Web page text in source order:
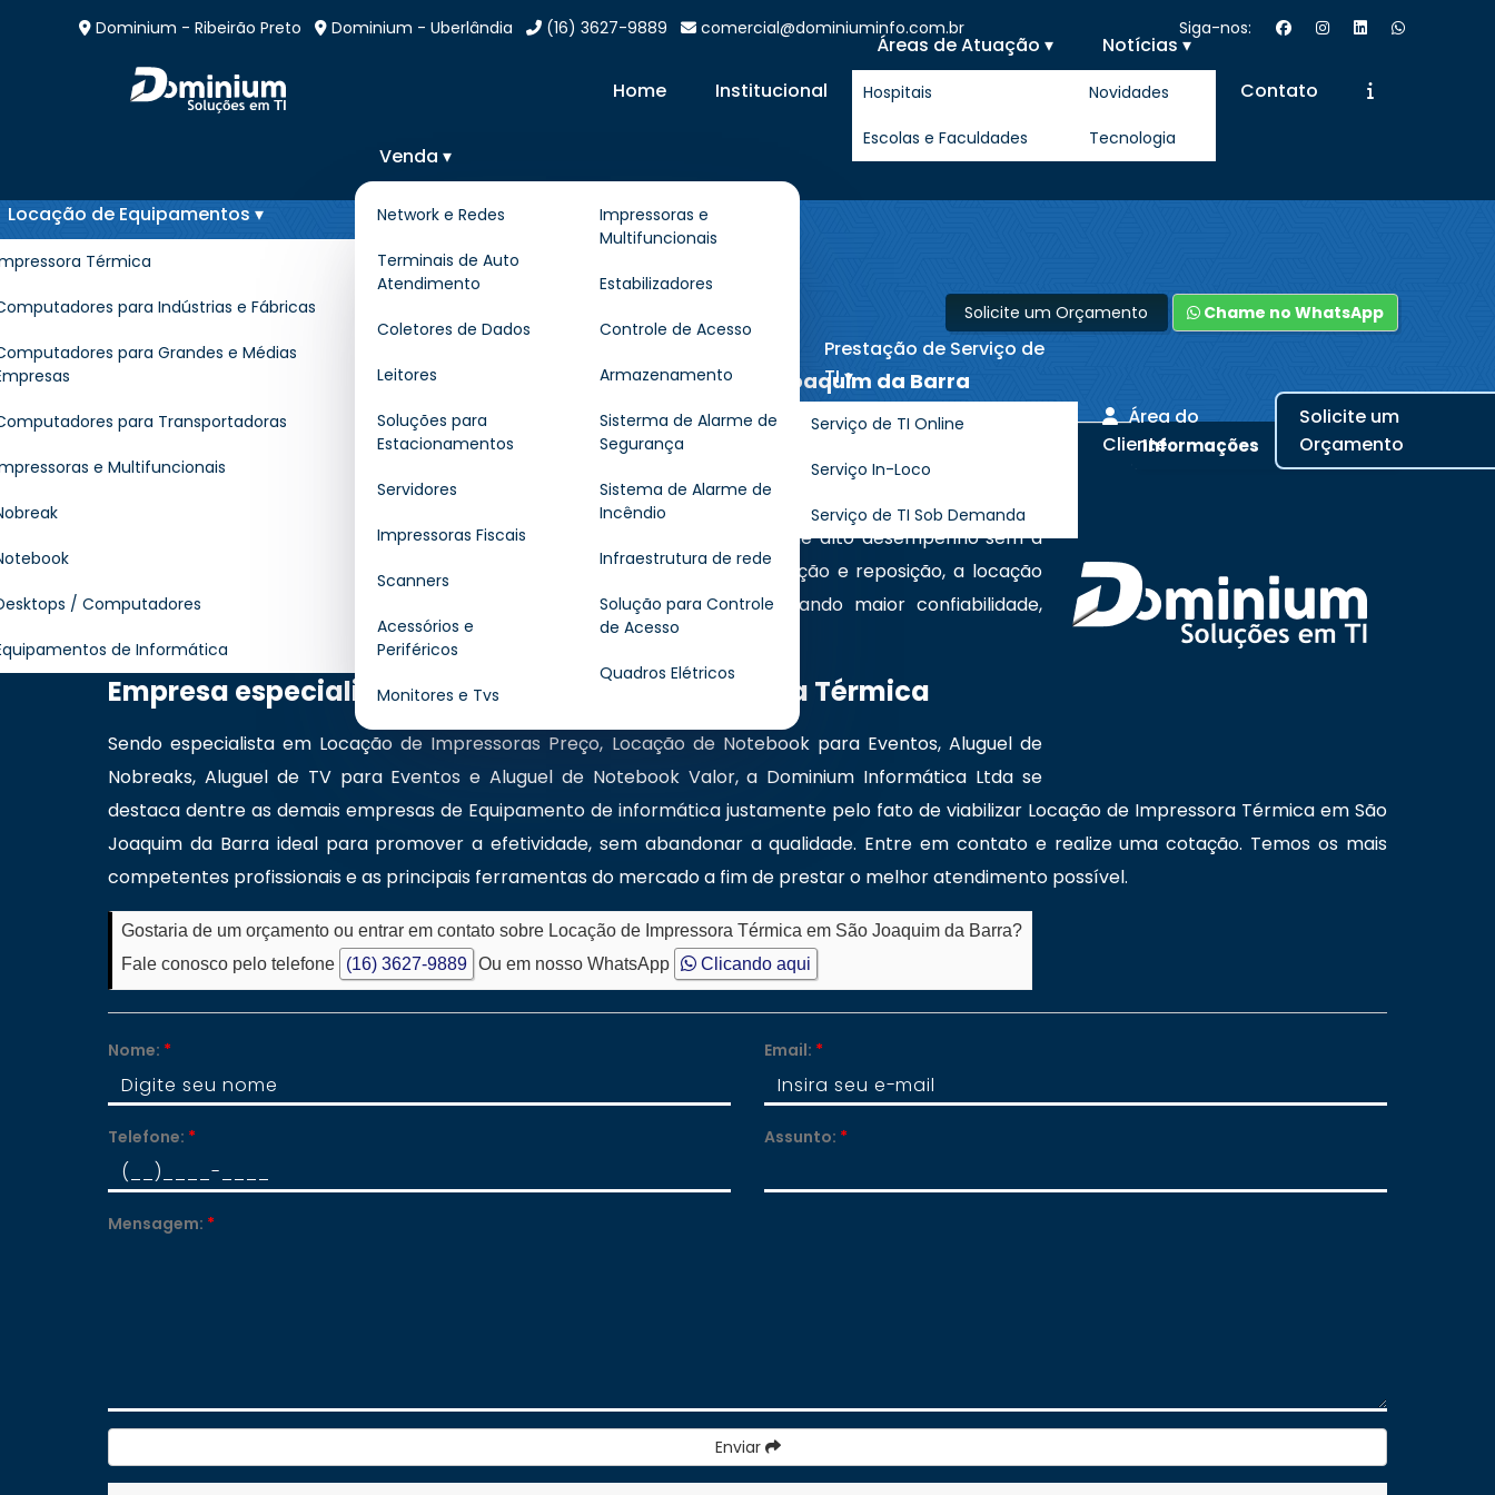
Dominium - Ribeirão Preto Dominium - Uberlândia (16) 3627-9889 comercial@dominiuminfo.com.br Siga-nos:
Home Institucional
Áreas de Atuação ▾
Hospitais
Escolas e Faculdades
Notícias ▾
Novidades
Tecnologia
Contato
Locação de Equipamentos ▾
Térmica
para Indústrias e Fábricas
para Grandes e Médias
para Transportadoras
e Multifuncionais
/ Computadores
de Informática
Venda ▾
Network e Redes
Terminais de Auto
Atendimento
Coletores de Dados
Leitores
Soluções para
Estacionamentos
Servidores
Impressoras Fiscais
Scanners
Acessórios e
Periféricos
Monitores e Tvs
Impressoras e
Multifuncionais
Estabilizadores
Controle de Acesso
Armazenamento
Sisterma de Alarme de
Segurança
Sistema de Alarme de
Incêndio
Infraestrutura de rede
Solução para Controle
de Acesso
Quadros Elétricos
Prestação de Serviço de
TI ▾
Serviço de TI Online
Serviço In-Loco
Serviço de TI Sob Demanda
Área do
Cliente
Solicite um
Orçamento
Locação de Impressora Térmica
em São Joaquim da Barra
Locação de Impressora Térmica em São Joaquim da Barra
Solicite um Orçamento Chame no WhatsApp
ALocação de Impressora Térmica
é uma alternativa inteligente para empresas que buscam otimizar
custos e garantir produtividade em suas operações de impressão. Ideal para setores que demandam
etiquetas, notas ou códigos de barras, esse serviço oferece equipamentos de alto desempenho sem a
necessidade de investimento próprio. Além de reduzir gastos com manutenção e reposição, a locação
assegura suporte técnico contínuo e atualização tecnológica, proporcionando maior confiabilidade,
eficiência e agilidade nos processos empresariais do dia a dia.
Empresa especializada em Locação de Impressora Térmica
Sendo especialista em Locação de Impressoras Preço, Locação de Notebook para Eventos, Aluguel de
Nobreaks, Aluguel de TV para Eventos e Aluguel de Notebook Valor, a Dominium Informática Ltda se
destaca dentre as demais empresas de Equipamento de informática justamente pelo fato de viabilizar Locação de Impressora Térmica em São
Joaquim da Barra ideal para promover a efetividade, sem abandonar a qualidade. Entre em contato e realize uma cotação. Temos os mais
competentes profissionais e as principais ferramentas do mercado a fim de prestar o melhor atendimento possível.
Gostaria de um orçamento ou entrar em contato sobre Locação de Impressora Térmica em São Joaquim da Barra?
Fale conosco pelo telefone
(16) 3627-9889 Ou em nosso WhatsApp Clicando aqui
Nome: * Email: *
Telefone: * Assunto: *
Mensagem: *
Enviar
Informações